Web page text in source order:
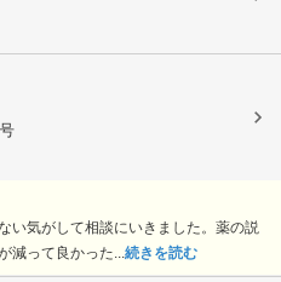
い気がして相談にいきました。薬の説
減って良かった... 続きを読む